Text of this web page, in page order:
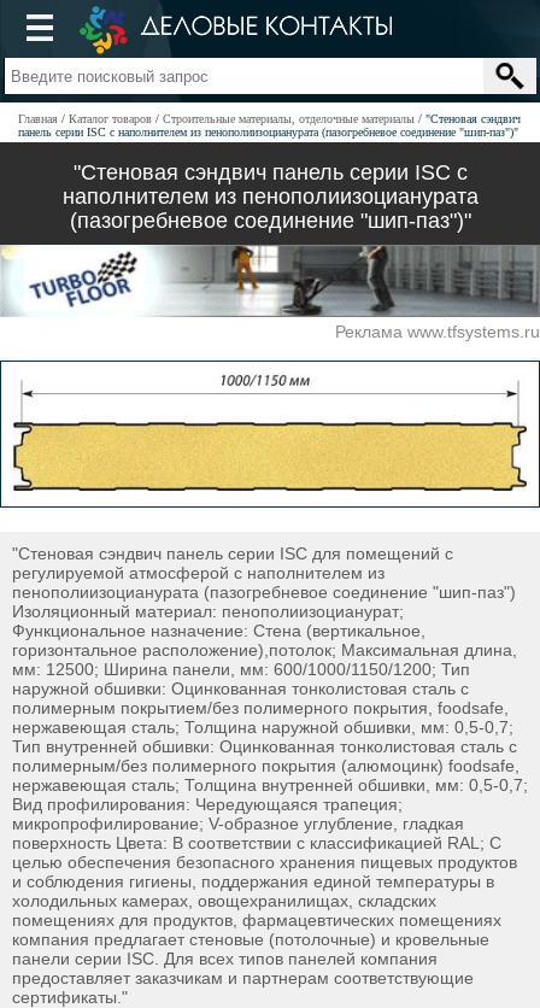
Главная Каталог товаров Строительные материалы, отделочные материалы
"Стеновая сэндвич
панель серии ISC с наполнителем из пенополиизоцианурата (пазогребневое соединение "шип-паз")"
"Стеновая сэндвич панель серии ISC с
наполнителем из пенополиизоцианурата
(пазогребневое соединение "шип-паз")"
Реклама www.tfsystems.ru
"Стеновая сэндвич панель серии ISС для помещений с
регулируемой атмосферой с наполнителем из
пенополиизоцианурата (пазогребневое соединение "шип-паз")
Изоляционный материал: пенополиизоцианурат;
Функциональное назначение: Стена (вертикальное,
горизонтальное расположение),потолок; Максимальная длина,
мм: 12500; Ширина панели, мм: 600/1000/1150/1200; Тип
наружной обшивки: Оцинкованная тонколистовая сталь с
полимерным покрытием/без полимерного покрытия, foodsafe,
нержавеющая сталь; Толщина наружной обшивки, мм: 0,5-0,7;
Тип внутренней обшивки: Оцинкованная тонколистовая сталь с
полимерным/без полимерного покрытия (алюмоцинк) foodsafe,
нержавеющая сталь; Толщина внутренней обшивки, мм: 0,5-0,7;
Вид профилирования: Чередующаяся трапеция;
микропрофилирование; V-образное углубление, гладкая
поверхность Цвета: В соответствии с классификацией RAL; С
целью обеспечения безопасного хранения пищевых продуктов
и соблюдения гигиены, поддержания единой температуры в
холодильных камерах, овощехранилищах, складских
помещениях для продуктов, фармацевтических помещениях
компания предлагает стеновые (потолочные) и кровельные
панели серии ISС. Для всех типов панелей компания
предоставляет заказчикам и партнерам соответствующие
сертификаты."